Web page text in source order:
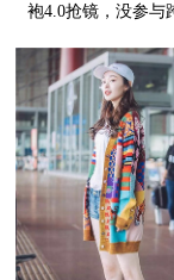
袍4.0抢镜，没参与